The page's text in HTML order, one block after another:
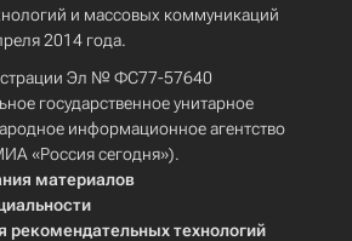
и массовых коммуникаций
2014 года.
Эл № ФС77-57640
государственное унитарное
информационное агентство
«Россия сегодня»).
материалов
рекомендательных технологий